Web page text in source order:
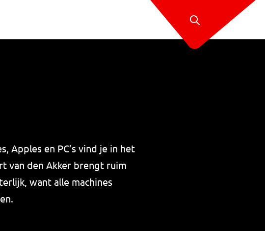
Apples en PC’s vind je in het
van den Akker brengt ruim
want alle machines